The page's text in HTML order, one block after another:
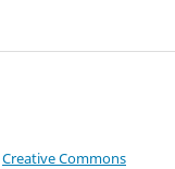
Creative Commons